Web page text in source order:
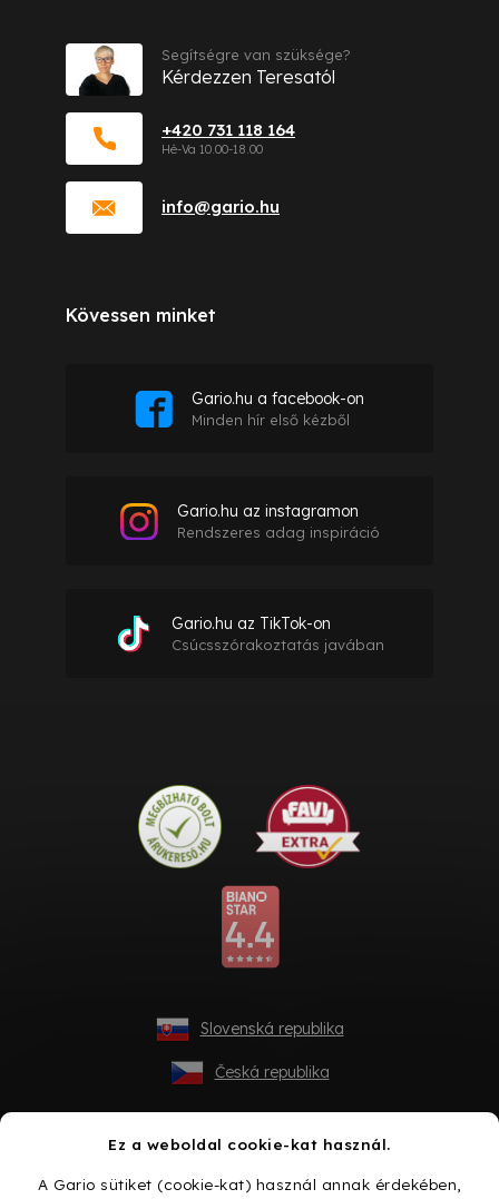
Ez a weboldal cookie-kat használ.
A Gario sütiket (cookie-kat) használ annak érdekében,
info@gario.hu
+420 731 118 164
Segítségre van szüksége?
Kérdezzen Teresatól
Kövessen minket
Gario.hu a facebook-on
Minden hír első kézből
Gario.hu az instagramon
Rendszeres adag inspiráció
Gario.hu az TikTok-on
Csúcsszórakoztatás javában
Slovenská republika
Česká republika